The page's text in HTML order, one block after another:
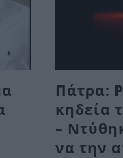
Πάτρα:
κηδεία
–
να την